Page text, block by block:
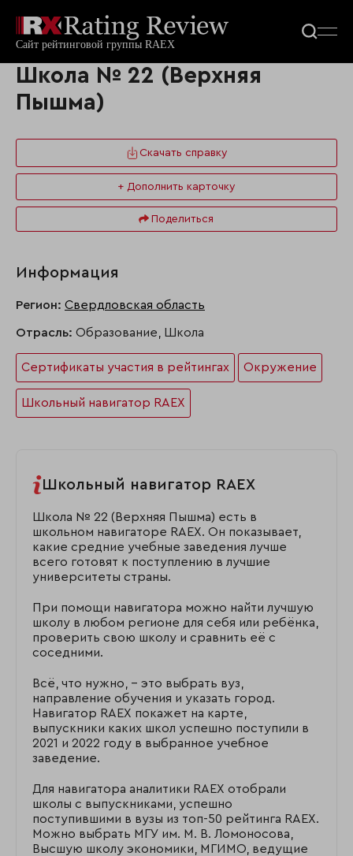
Школа № 22 (Верхняя
Пышма)
Скачать справку
+ Дополнить карточку
Поделиться
Информация
Регион: Свердловская область
Отрасль: Образование, Школа
Сертификаты участия в рейтингах Окружение
Школьный навигатор RAEX
Школьный навигатор RAEX
Школа № 22 (Верхняя Пышма) есть в
школьном навигаторе RAEX. Он показывает,
какие средние учебные заведения лучше
всего готовят к поступлению в лучшие
университеты страны.
При помощи навигатора можно найти лучшую
школу в любом регионе для себя или ребёнка,
проверить свою школу и сравнить её с
соседними.
Всё, что нужно, – это выбрать вуз,
направление обучения и указать город.
Навигатор RAEX покажет на карте,
выпускники каких школ успешно поступили в
2021 и 2022 году в выбранное учебное
заведение.
Для навигатора аналитики RAEX отобрали
школы с выпускниками, успешно
поступившими в вузы из топ-50 рейтинга RAEX.
Можно выбрать МГУ им. М. В. Ломоносова,
Высшую школу экономики, МГИМО, ведущие